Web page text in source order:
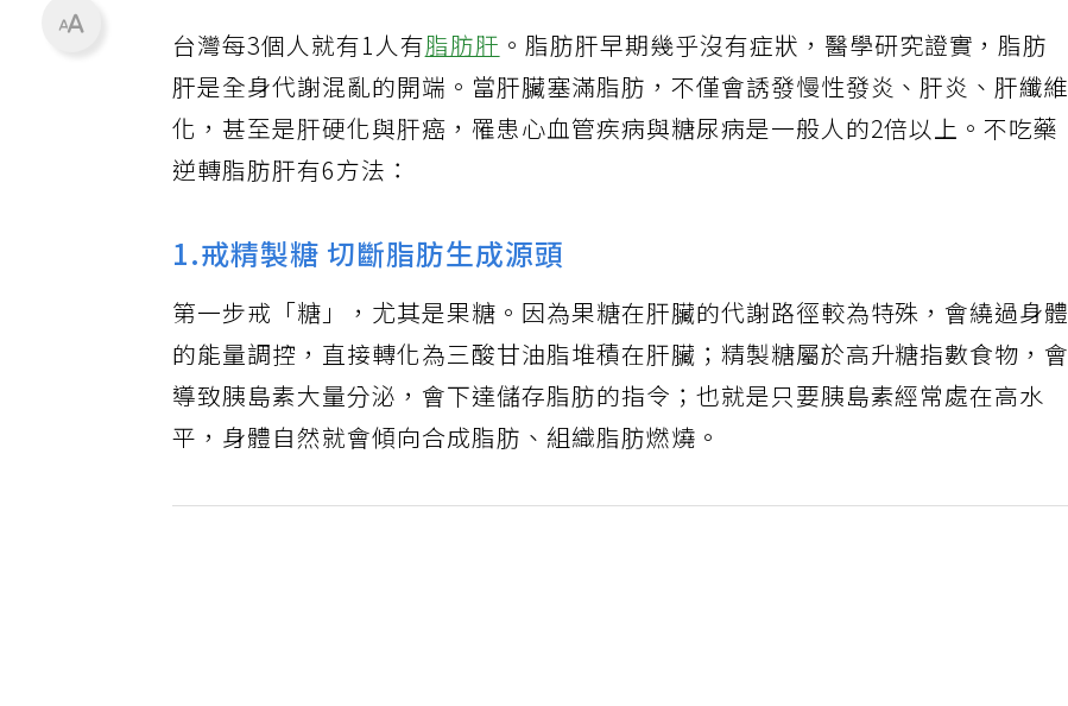
台灣每3個人就有1人有脂肪肝 。脂肪肝早期幾乎沒有症狀，醫學研究證實，脂肪
肝是全身代謝混亂的開端。當肝臟塞滿脂肪，不僅會誘發慢性發炎、肝炎、肝纖維
化，甚至是肝硬化與肝癌，罹患心血管疾病與糖尿病是一般人的2倍以上。不吃藥
逆轉脂肪肝有6方法：
1.戒精製糖 切斷脂肪生成源頭
第一步戒「糖」，尤其是果糖。因為果糖在肝臟的代謝路徑較為特殊，會繞過身體
的能量調控，直接轉化為三酸甘油脂堆積在肝臟；精製糖屬於高升糖指數食物，會
導致胰島素大量分泌，會下達儲存脂肪的指令；也就是只要胰島素經常處在高水
平，身體自然就會傾向合成脂肪、組織脂肪燃燒。